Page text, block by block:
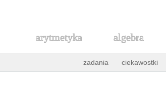
arytmetyka algebra
zadania ciekawostki